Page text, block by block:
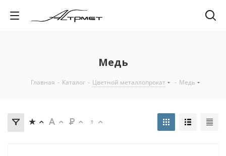
Медь
Главная - Каталог - Цветной металлопрокат - Медь